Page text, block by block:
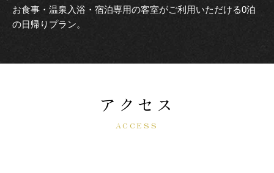
お食事・温泉入浴・宿泊専用の客室がご利用いただける0泊
の日帰りプラン。
アクセス
ACCESS